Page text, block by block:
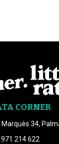
CORNER
34,
971 214 622